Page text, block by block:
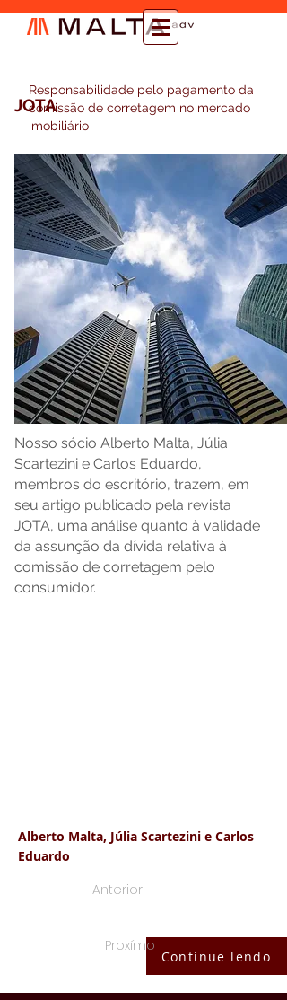
JOTA
Responsabilidade pelo pagamento da
comissão de corretagem no mercado
imobiliário
Nosso sócio Alberto Malta, Júlia
Scartezini e Carlos Eduardo,
membros do escritório, trazem, em
seu artigo publicado pela revista
JOTA, uma análise quanto à validade
da assunção da dívida relativa à
comissão de corretagem pelo
consumidor.
Alberto Malta, Júlia Scartezini e Carlos
Eduardo
Anterior
Continue lendo
Proxímo